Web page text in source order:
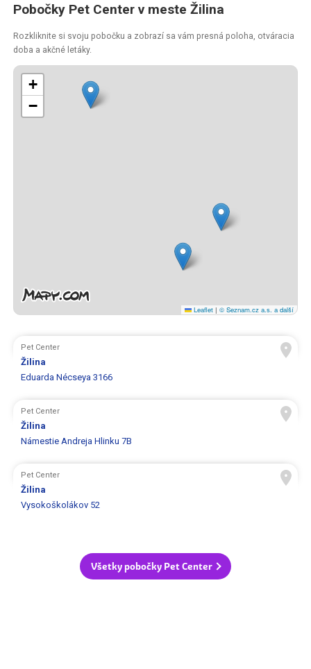
Pobočky Pet Center v meste Žilina
Rozkliknite si svoju pobočku a zobrazí sa vám presná poloha, otváracia
doba a akčné letáky.
+
−
Leaflet | © Seznam.cz a.s. a další
Pet Center
Žilina
Eduarda Nécseya 3166
Pet Center
Žilina
Námestie Andreja Hlinku 7B
Pet Center
Žilina
Vysokoškolákov 52
Všetky pobočky Pet Center